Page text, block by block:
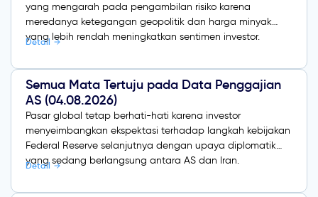
yang mengarah pada pengambilan risiko karena
meredanya ketegangan geopolitik dan harga minyak
yang lebih rendah meningkatkan sentimen investor.
Detail
Semua Mata Tertuju pada Data Penggajian
AS (04.08.2026)
Pasar global tetap berhati-hati karena investor
menyeimbangkan ekspektasi terhadap langkah kebijakan
Federal Reserve selanjutnya dengan upaya diplomatik
yang sedang berlangsung antara AS dan Iran.
Detail